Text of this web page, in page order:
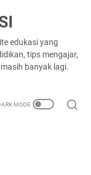
edukasi yang
tips mengajar,
banyak lagi.